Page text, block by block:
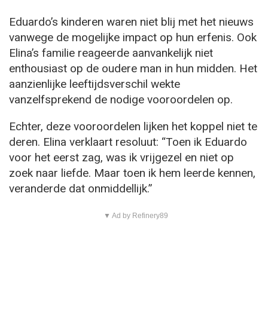
Eduardo’s kinderen waren niet blij met het nieuws
vanwege de mogelijke impact op hun erfenis. Ook
Elina’s familie reageerde aanvankelijk niet
enthousiast op de oudere man in hun midden. Het
aanzienlijke leeftijdsverschil wekte
vanzelfsprekend de nodige vooroordelen op.
Echter, deze vooroordelen lijken het koppel niet te
deren. Elina verklaart resoluut: “Toen ik Eduardo
voor het eerst zag, was ik vrijgezel en niet op
zoek naar liefde. Maar toen ik hem leerde kennen,
veranderde dat onmiddellijk.”
▼ Ad by Refinery89